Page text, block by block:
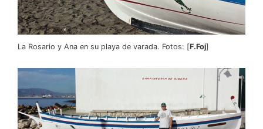
La Rosario y Ana en su playa de varada. Fotos: [F.Foj]